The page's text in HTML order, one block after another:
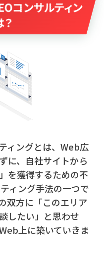
コンサルティン
ィングとは、Web広
に、自社サイトから
を獲得するための不
ィング手法の一つで
双方に「このエリア
したい」と思わせ
上に築いていきま